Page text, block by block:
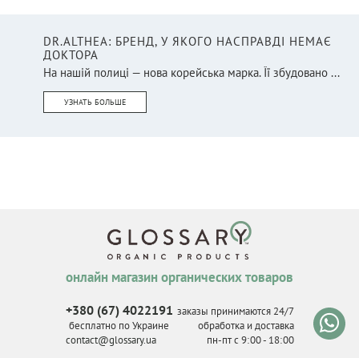
DR.ALTHEA: БРЕНД, У ЯКОГО НАСПРАВДІ НЕМАЄ
ДОКТОРА
На нашій полиці — нова корейська марка. Її збудовано ...
УЗНАТЬ БОЛЬШЕ
онлайн магазин органических товаров
+380 (67) 4022191
бесплатно по Украине
contact@glossary.ua
заказы принимаются 24/7
обработка и доставка
пн-пт с 9:00 - 18:00